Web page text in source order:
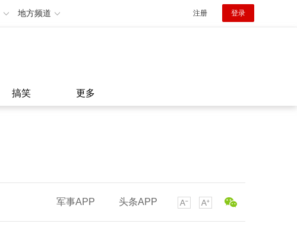
地方频道 注册 登录
搞笑 更多
军事APP 头条APP